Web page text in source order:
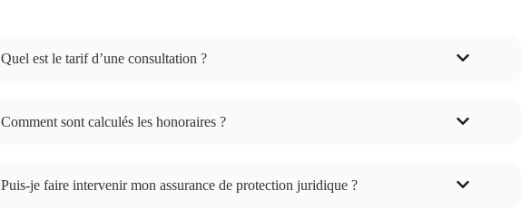
Quel est le tarif d’une consultation ?
Comment sont calculés les honoraires ?
Puis-je faire intervenir mon assurance de protection juridique ?